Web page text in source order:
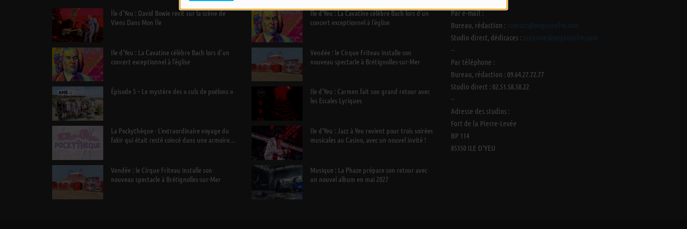
Île d’Yeu : David Bowie revit sur la scène de
Viens Dans Mon Île
Ile d’Yeu : La Cavatine célèbre Bach lors d’un
concert exceptionnel à l’église
Épisode 5 – Le mystère des « culs de poêlons »
La Pockythèque - L'extraordinaire voyage du
fakir qui était resté coincé dans une armoire
Vendée : le Cirque Friteau installe son
nouveau spectacle à Brétignolles-sur-Mer
Ile d’Yeu : La Cavatine célèbre Bach lors d’un
concert exceptionnel à l’église
Vendée : le Cirque Friteau installe son
nouveau spectacle à Brétignolles-sur-Mer
Ile d’Yeu : Carmen fait son grand retour avec
les Escales Lyriques
Ile d’Yeu : Jazz à Yeu revient pour trois soirées
musicales au Casino, avec un nouvel invité !
Musique : La Phaze prépare son retour avec
un nouvel album en mai 2027
Par e-mail :
Bureau, rédaction : contact@neptunefm.com
Studio direct, dédicaces : antenne@neptunefm.com
--
Par téléphone :
Bureau, rédaction : 09.64.27.72.77
Studio direct : 02.51.58.58.22
--
Adresse des studios :
Fort de la Pierre-Levée
BP 114
85350 ILE D'YEU